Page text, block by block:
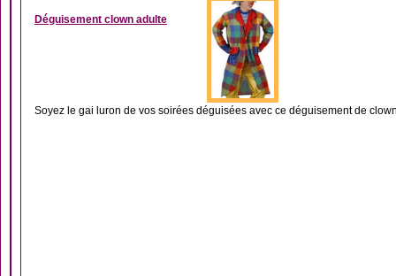
Déguisement clown adulte
Soyez le gai luron de vos soirées déguisées avec ce déguisement de